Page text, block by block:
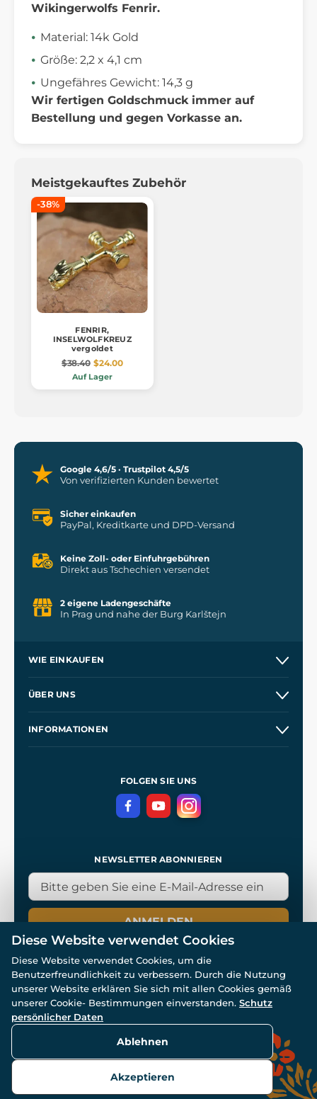
Wikingerwolfs Fenrir.
Material: 14k Gold
Größe: 2,2 x 4,1 cm
Ungefähres Gewicht: 14,3 g
Wir fertigen Goldschmuck immer auf
Bestellung und gegen Vorkasse an.
Meistgekauftes Zubehör
-38%
FENRIR,
INSELWOLFKREUZ
vergoldet
$38.40 $24.00
Auf Lager
Google 4,6/5 · Trustpilot 4,5/5
Von verifizierten Kunden bewertet
Sicher einkaufen
PayPal, Kreditkarte und DPD-Versand
Keine Zoll- oder Einfuhrgebühren
Direkt aus Tschechien versendet
2 eigene Ladengeschäfte
In Prag und nahe der Burg Karlštejn
WIE EINKAUFEN
Kontakt
ÜBER UNS
INFORMATIONEN
DatenschutzerklärungFOLGEN SIE UNS
NEWSLETTER ABONNIEREN
ANMELDEN
© Alle Rechte vorbehalten. www.wulflund.de 2007-2026.
Powered by
Diese Website verwendet Cookies
Diese Website verwendet Cookies, um die
Benutzerfreundlichkeit zu verbessern. Durch die Nutzung
unserer Website erklären Sie sich mit allen Cookies gemäß
unserer Cookie- Bestimmungen einverstanden. Schutz
persönlicher Daten
Ablehnen
Akzeptieren